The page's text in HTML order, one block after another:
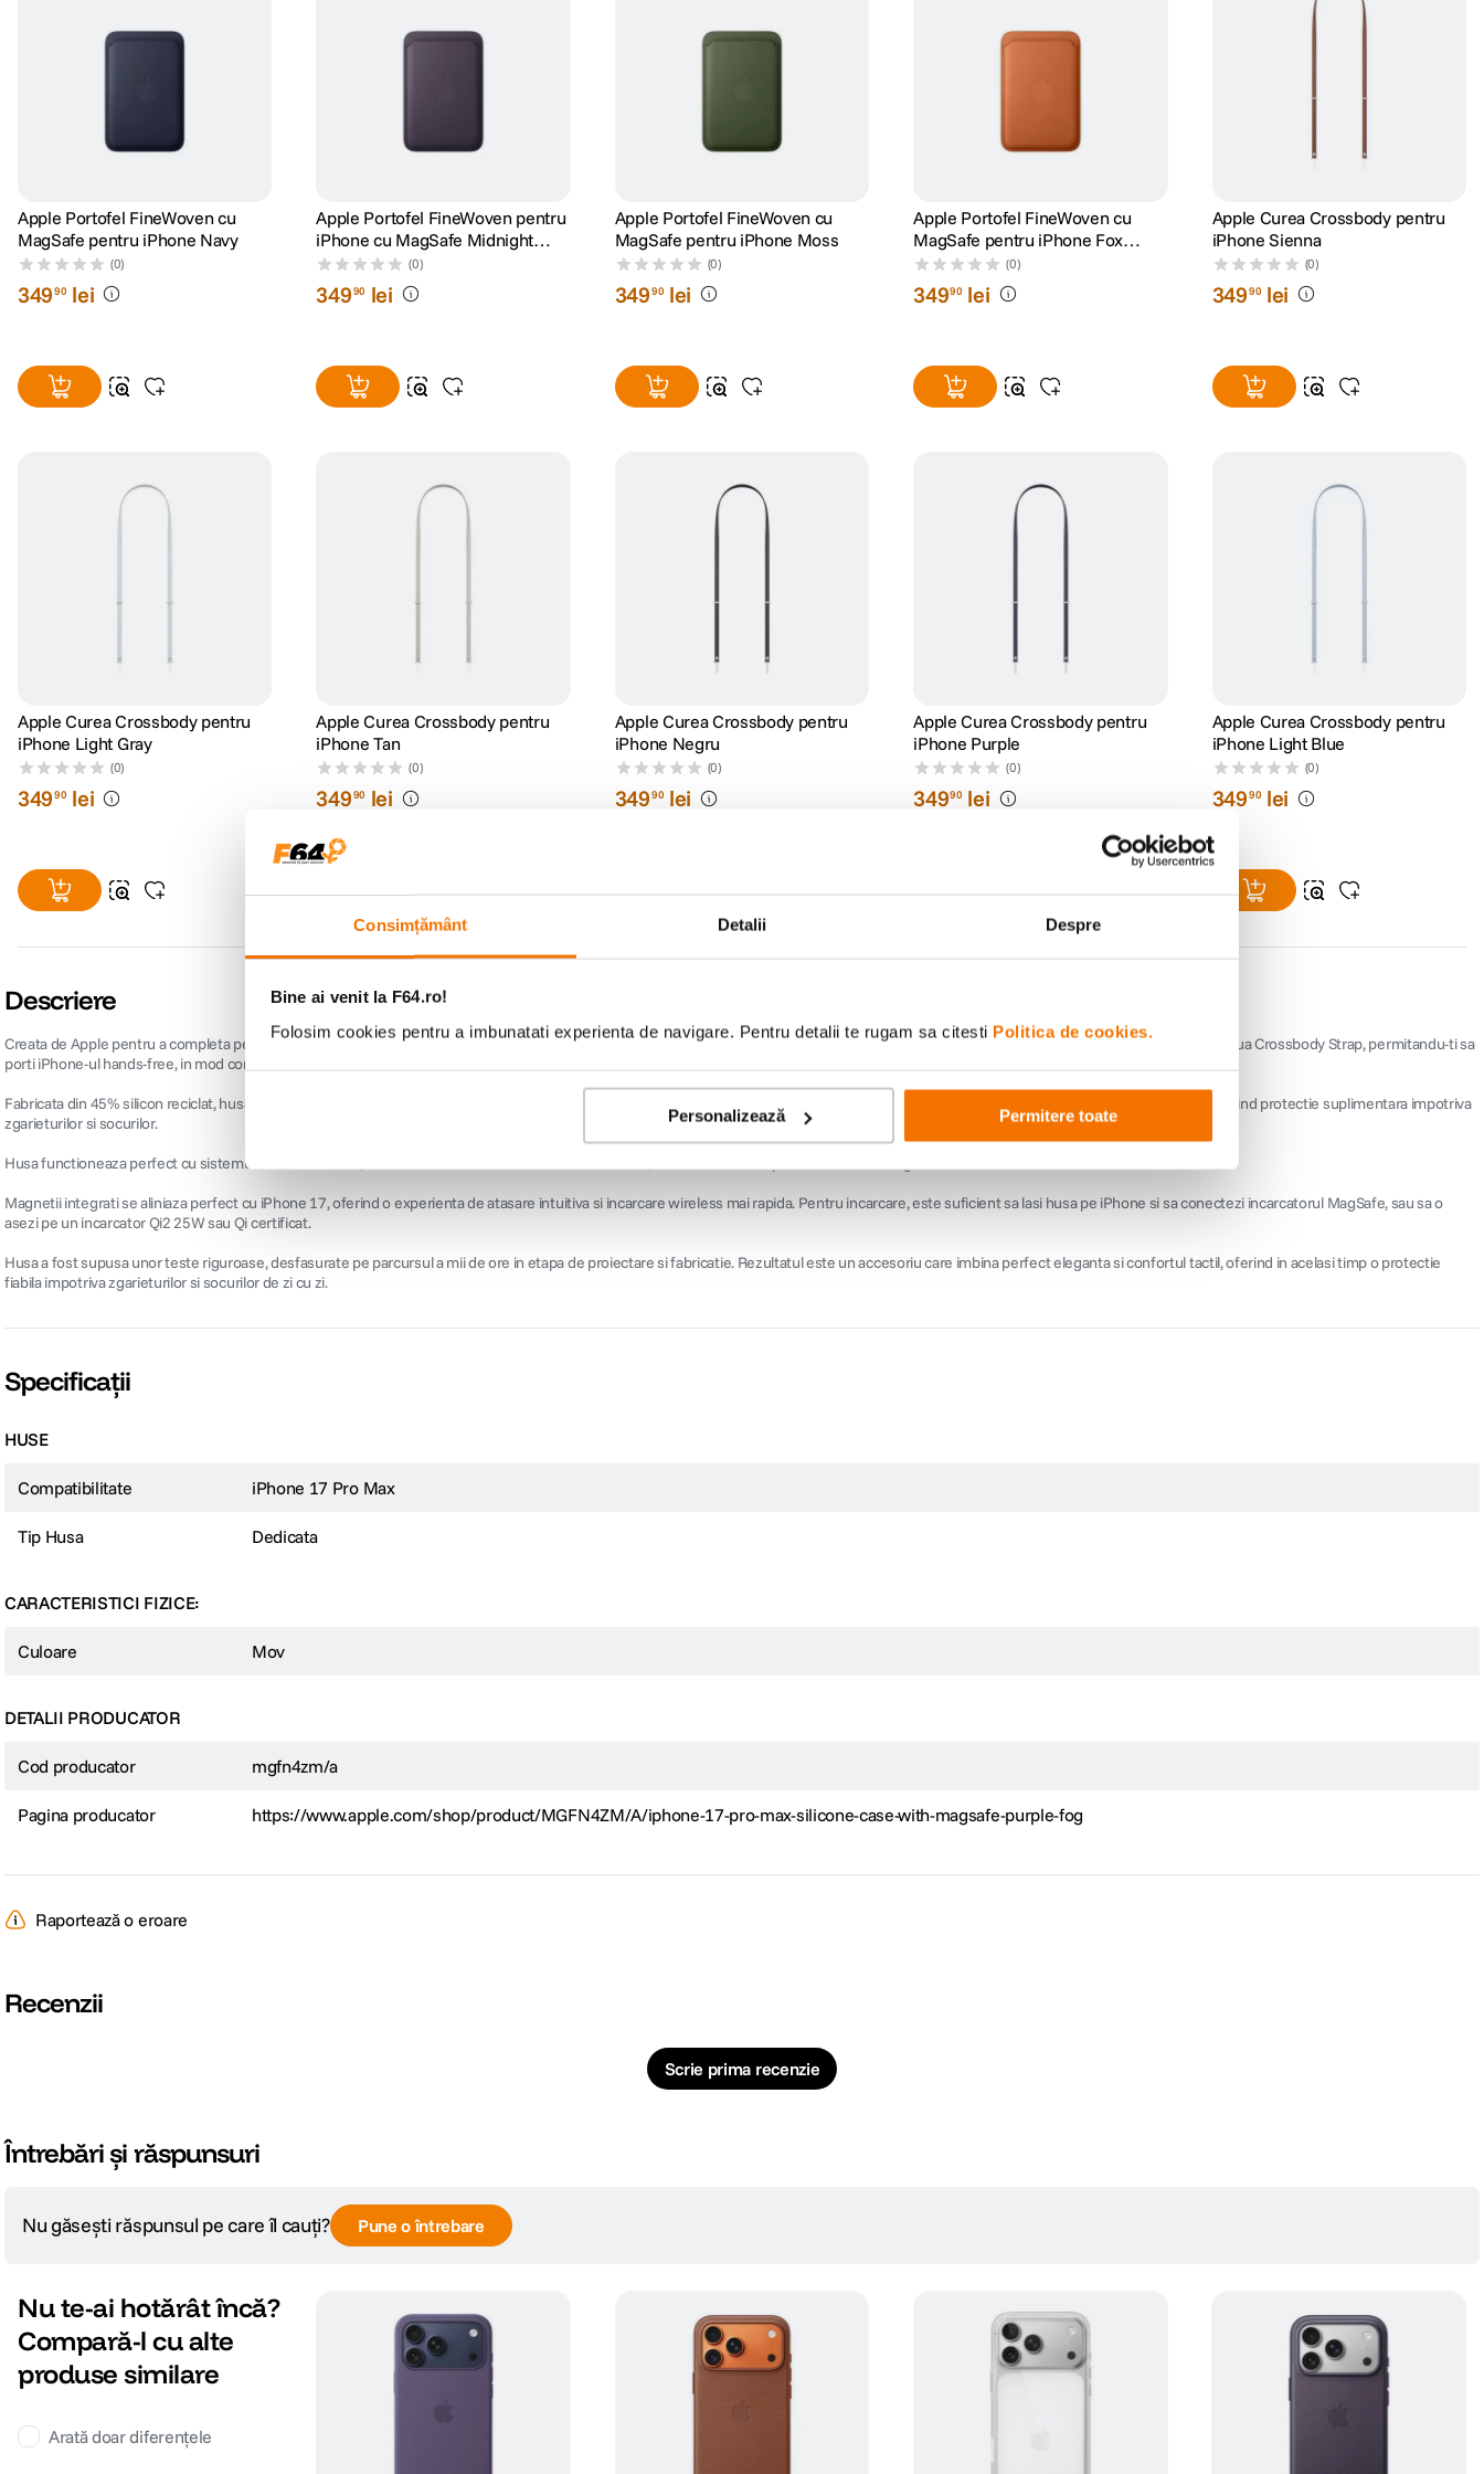
Consimțământ Detalii Despre
Bine ai venit la F64.ro!
Folosim cookies pentru a imbunatati experienta de navigare. Pentru detalii te rugam sa citesti Politica de cookies.
Personalizează Permitere toate
Apple Portofel FineWoven cu
MagSafe pentru iPhone Navy
(0)
34990 lei
Apple Portofel FineWoven pentru
iPhone cu MagSafe Midnight
Purple
(0)
34990 lei
Apple Portofel FineWoven cu
MagSafe pentru iPhone Moss
(0)
34990 lei
Apple Portofel FineWoven cu
MagSafe pentru iPhone Fox
Orange
(0)
34990 lei
Apple Curea Crossbody pentru
iPhone Sienna
(0)
34990 lei
Apple Curea Crossbody pentru
iPhone Light Gray
(0)
34990 lei
Apple Curea Crossbody pentru
iPhone Tan
(0)
34990 lei
Apple Curea Crossbody pentru
iPhone Negru
(0)
34990 lei
Apple Curea Crossbody pentru
iPhone Purple
(0)
34990 lei
Apple Curea Crossbody pentru
iPhone Light Blue
(0)
34990 lei
Descriere
Creata de Apple pentru a completa perfect iPhone 17 Pro Max, husa din silicon cu MagSafe este o modalitate eleganta si functionala de a-ti proteja telefonul. Husa se conecteaza sigur la cureaua Crossbody Strap, permitandu-ti sa
porti iPhone-ul hands-free, in mod comod si sigur.
Fabricata din 45% silicon reciclat, husa are are o textura neteda, conceputa pentru prindere sigura si manevrare confortabila in utilizarea zilnica. Interiorul este captusit cu microfibra moale, oferind protectie suplimentara impotriva
zgarieturilor si socurilor.
Husa functioneaza perfect cu sistemul Camera Control, datorita stratului conductiv cu cristal de safir, care transmite cu precizie miscarile degetelor catre sistemul camerei.
Magnetii integrati se aliniaza perfect cu iPhone 17, oferind o experienta de atasare intuitiva si incarcare wireless mai rapida. Pentru incarcare, este suficient sa lasi husa pe iPhone si sa conectezi incarcatorul MagSafe, sau sa o
asezi pe un incarcator Qi2 25W sau Qi certificat.
Husa a fost supusa unor teste riguroase, desfasurate pe parcursul a mii de ore in etapa de proiectare si fabricatie. Rezultatul este un accesoriu care imbina perfect eleganta si confortul tactil, oferind in acelasi timp o protectie
fiabila impotriva zgarieturilor si socurilor de zi cu zi.
Specificații
HUSE
Compatibilitate iPhone 17 Pro Max
Tip Husa Dedicata
CARACTERISTICI FIZICE:
Culoare Mov
DETALII PRODUCATOR
Cod producator mgfn4zm/a
Pagina producator https://www.apple.com/shop/product/MGFN4ZM/A/iphone-17-pro-max-silicone-case-with-magsafe-purple-fog
Raportează o eroare
Recenzii
Scrie prima recenzie
Întrebări și răspunsuri
Nu găsești răspunsul pe care îl cauți? Pune o întrebare
Nu te-ai hotărât încă?
Compară-l cu alte
produse similare
Arată doar diferențele